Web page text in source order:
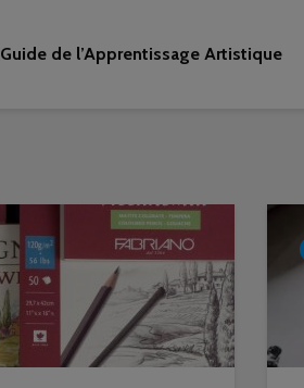
Guide de l’Apprentissage Artistique